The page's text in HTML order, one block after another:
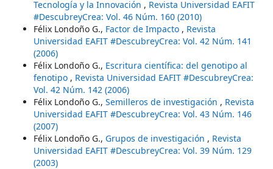
Tecnología y la Innovación , Revista Universidad EAFIT
#DescubreyCrea: Vol. 46 Núm. 160 (2010)
Félix Londoño G., Factor de Impacto , Revista
Universidad EAFIT #DescubreyCrea: Vol. 42 Núm. 141
(2006)
Félix Londoño G., Escritura científica: del genotipo al
fenotipo , Revista Universidad EAFIT #DescubreyCrea:
Vol. 42 Núm. 142 (2006)
Félix Londoño G., Semilleros de investigación , Revista
Universidad EAFIT #DescubreyCrea: Vol. 43 Núm. 146
(2007)
Félix Londoño G., Grupos de investigación , Revista
Universidad EAFIT #DescubreyCrea: Vol. 39 Núm. 129
(2003)